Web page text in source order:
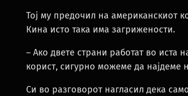
Тој му предочил на американскиот
Кина исто така има загрижености.
– Ако двете страни работат во иста
корист, сигурно можеме да најдеме
Си во разговорот нагласил дека